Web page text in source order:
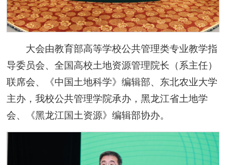
大会由教育部高等学校公共管理类专业教学指
导委员会、全国高校土地资源管理院长（系主任）
联席会、《中国土地科学》编辑部、东北农业大学
主办，我校公共管理学院承办，黑龙江省土地学
会、《黑龙江国土资源》编辑部协办。